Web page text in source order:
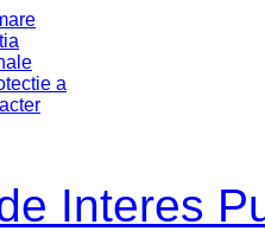
a
Interes